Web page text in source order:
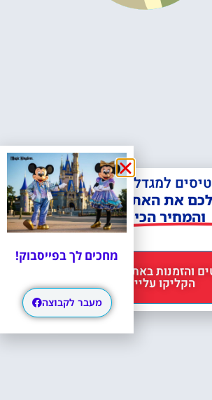
למגדל אייפל?
לכם את האתר הכי אמין -
והמחיר הכי זול!
הקליקו עליי 😊
מחכים לך בפייסבוק!
מעבר לקבוצה